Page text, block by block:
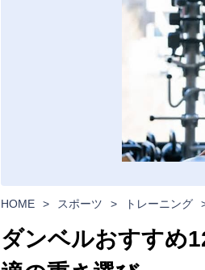
HOME > スポーツ > トレーニング
ダンベルおすすめ